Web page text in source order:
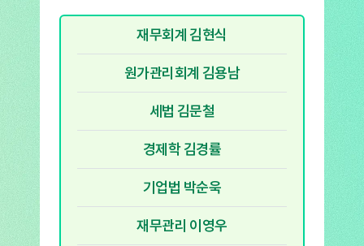
재무회계 김현식
원가관리회계 김용남
세법 김문철
경제학 김경률
기업법 박순욱
재무관리 이영우